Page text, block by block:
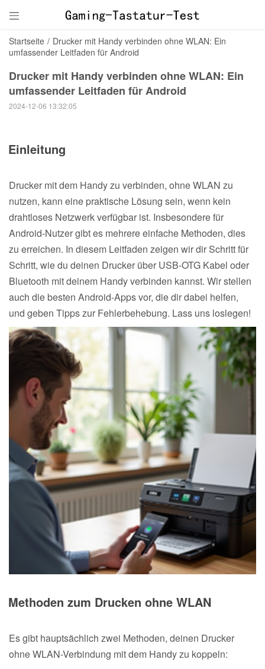

Startseite / Drucker mit Handy verbinden ohne WLAN: Ein
umfassender Leitfaden für Android
Drucker mit Handy verbinden ohne WLAN: Ein
umfassender Leitfaden für Android
2024-12-06 13:32:05
Einleitung
Drucker mit dem Handy zu verbinden, ohne WLAN zu
nutzen, kann eine praktische Lösung sein, wenn kein
drahtloses Netzwerk verfügbar ist. Insbesondere für
Android-Nutzer gibt es mehrere einfache Methoden, dies
zu erreichen. In diesem Leitfaden zeigen wir dir Schritt für
Schritt, wie du deinen Drucker über USB-OTG Kabel oder
Bluetooth mit deinem Handy verbinden kannst. Wir stellen
auch die besten Android-Apps vor, die dir dabei helfen,
und geben Tipps zur Fehlerbehebung. Lass uns loslegen!
Methoden zum Drucken ohne WLAN
Es gibt hauptsächlich zwei Methoden, deinen Drucker
ohne WLAN-Verbindung mit dem Handy zu koppeln: